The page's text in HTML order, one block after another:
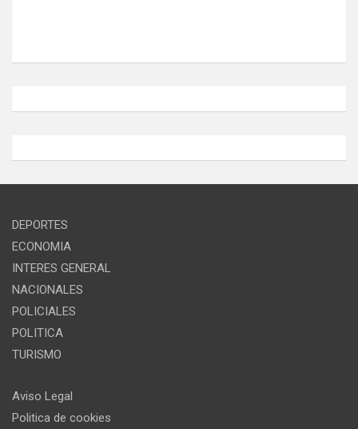
DEPORTES
ECONOMIA
INTERES GENERAL
NACIONALES
POLICIALES
POLITICA
TURISMO
Aviso Legal
Politica de cookies